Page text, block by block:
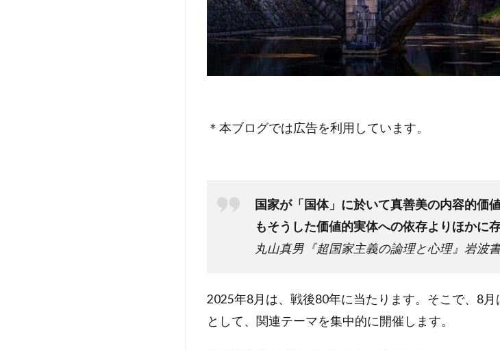
＊本ブログでは広告を利用しています。
国家が「国体」に於いて真善美の内容的価
もそうした価値的実体への依存よりほかに
丸山真男『超国家主義の論理と心理』岩波
2025年8月は、戦後80年に当たります。そこで、8月
として、関連テーマを集中的に開催します。